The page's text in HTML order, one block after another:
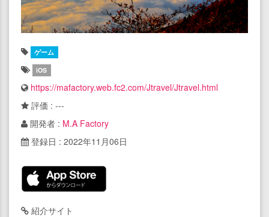
ゲーム
iOS
https://mafactory.web.fc2.com/Jtravel/Jtravel.html
評価 : ---
開発者 : M.A Factory
登録日 : 2022年11月06日
紹介サイト